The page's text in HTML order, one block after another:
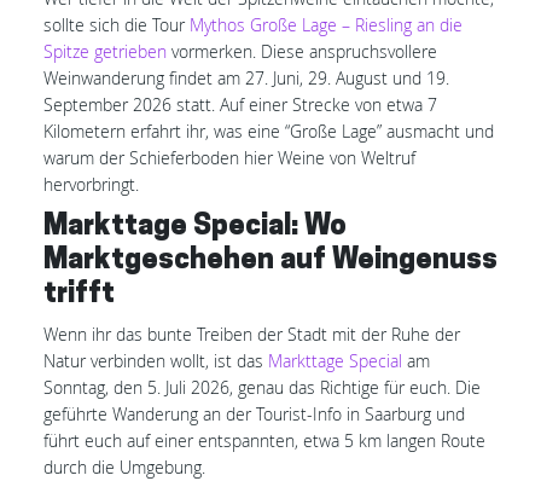
sollte sich die Tour Mythos Große Lage – Riesling an die
Spitze getrieben vormerken. Diese anspruchsvollere
Weinwanderung findet am 27. Juni, 29. August und 19.
September 2026 statt. Auf einer Strecke von etwa 7
Kilometern erfahrt ihr, was eine “Große Lage” ausmacht und
warum der Schieferboden hier Weine von Weltruf
hervorbringt.
Markttage Special: Wo
Marktgeschehen auf Weingenuss
trifft
Wenn ihr das bunte Treiben der Stadt mit der Ruhe der
Natur verbinden wollt, ist das Markttage Special am
Sonntag, den 5. Juli 2026, genau das Richtige für euch. Die
geführte Wanderung an der Tourist-Info in Saarburg und
führt euch auf einer entspannten, etwa 5 km langen Route
durch die Umgebung.